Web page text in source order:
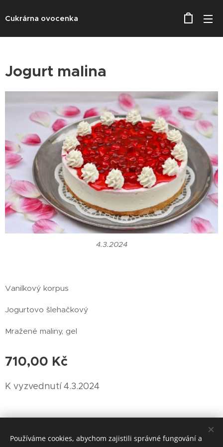
Cukrárna ovocenka
Jogurt malina
4.3.2024
Vanilkový korpus
Jogurtovo šlehačkový
Mražené maliny, gel
710,00 Kč
K vyzvednutí 4.3.2024
© 2024 Všechna práva vyhrazena
Používáme cookies, abychom zajistili správné fungování a